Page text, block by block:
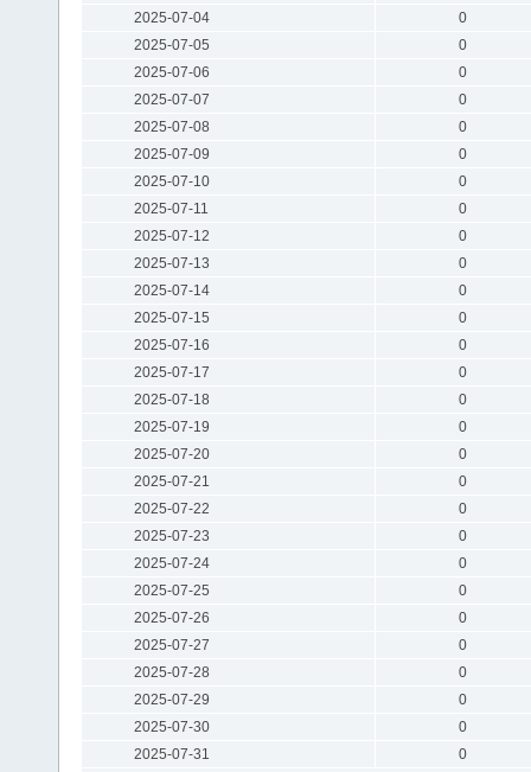
2025-07-04
0
2025-07-05
0
2025-07-06
0
2025-07-07
0
2025-07-08
0
2025-07-09
0
2025-07-10
0
2025-07-11
0
2025-07-12
0
2025-07-13
0
2025-07-14
0
2025-07-15
0
2025-07-16
0
2025-07-17
0
2025-07-18
0
2025-07-19
0
2025-07-20
0
2025-07-21
0
2025-07-22
0
2025-07-23
0
2025-07-24
0
2025-07-25
0
2025-07-26
0
2025-07-27
0
2025-07-28
0
2025-07-29
0
2025-07-30
0
2025-07-31
0